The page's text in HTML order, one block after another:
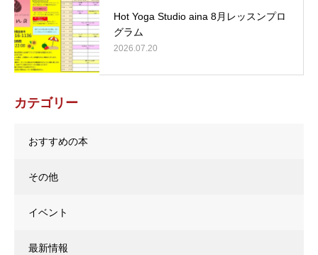
Hot Yoga Studio aina 8月レッスンプロ
グラム
2026.07.20
カテゴリー
おすすめの本
その他
イベント
最新情報